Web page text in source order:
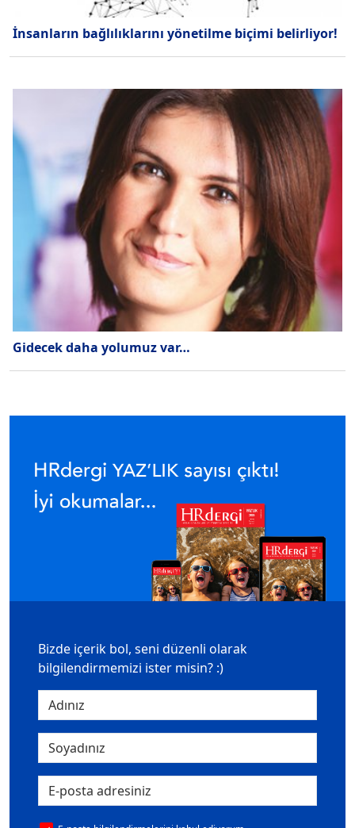
İnsanların bağlılıklarını yönetilme biçimi belirliyor!
Gidecek daha yolumuz var…
Bizde içerik bol, seni düzenli olarak
bilgilendirmemizi ister misin? :)